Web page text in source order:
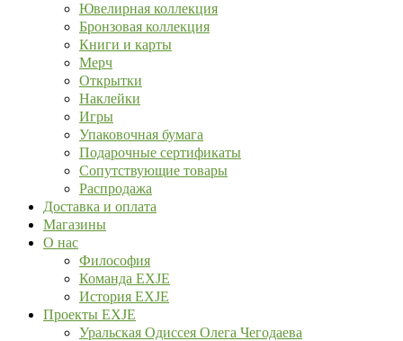
Ювелирная коллекция
Бронзовая коллекция
Книги и карты
Мерч
Открытки
Наклейки
Игры
Упаковочная бумага
Подарочные сертификаты
Сопутствующие товары
Распродажа
Доставка и оплата
Магазины
О нас
Философия
Команда EXJE
История EXJE
Проекты EXJE
Уральская Одиссея Олега Чегодаева